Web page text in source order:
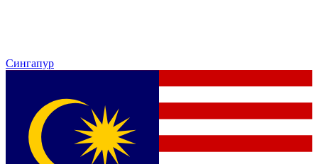
Сингапур